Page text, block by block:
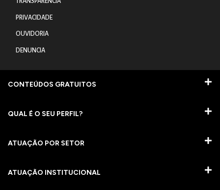
PRIVACIDADE
OUVIDORIA
DENUNCIA
CONTEÚDOS GRATUITOS
QUAL É O SEU PERFIL?
ATUAÇÃO POR SETOR
ATUAÇÃO INSTITUCIONAL